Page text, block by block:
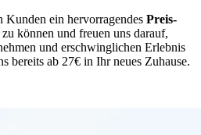
Kunden ein hervorragendes Preis-
können und freuen uns darauf,
und erschwinglichen Erlebnis
bereits ab 27€ in Ihr neues Zuhause.